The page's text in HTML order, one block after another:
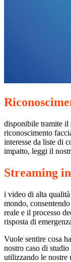
disponibile tramite il
riconoscimento
interesse da liste di
impatto, leggi il
Streaming
i video di alta
mondo,
reale e il processo
risposta di
Vuole sentire cosa
nostro caso di
utilizzando le nostre